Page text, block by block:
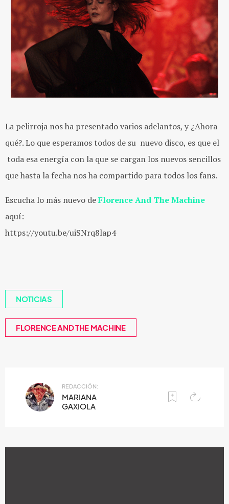
La pelirroja nos ha presentado varios adelantos, y ¿Ahora
qué?. Lo que esperamos todos de su nuevo disco, es que el
toda esa energía con la que se cargan los nuevos sencillos
que hasta la fecha nos ha compartido para todos los fans.
Escucha lo más nuevo deFlorence And The Machine
aquí:
https://youtu.be/uiSNrq8lap4
NOTICIAS
FLORENCE AND THE MACHINE
REDACCIÓN:
MARIANA
GAXIOLA